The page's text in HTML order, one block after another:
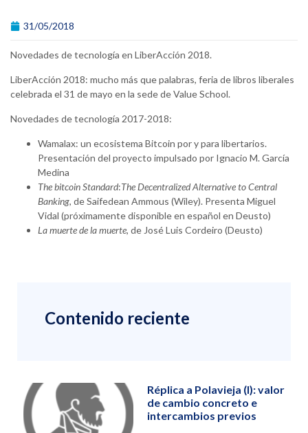
31/05/2018
Novedades de tecnología en LiberAcción 2018.
LiberAcción 2018: mucho más que palabras, feria de libros liberales
celebrada el 31 de mayo en la sede de Value School.
Novedades de tecnología 2017-2018:
Wamalax: un ecosistema Bitcoin por y para libertarios.
Presentación del proyecto impulsado por Ignacio M. García
Medina
The bitcoin Standard:The Decentralized Alternative to Central
Banking, de Saifedean Ammous (Wiley). Presenta Miguel
Vidal (próximamente disponible en español en Deusto)
La muerte de la muerte, de José Luis Cordeiro (Deusto)
Contenido reciente
Réplica a Polavieja (I): valor
de cambio concreto e
intercambios previos